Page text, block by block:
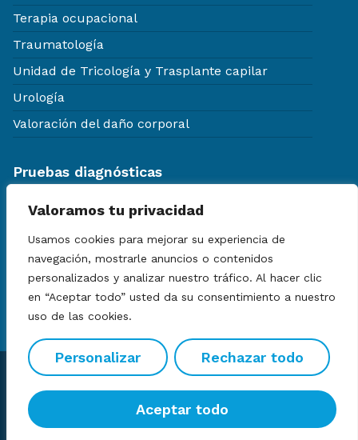
Valoramos tu privacidad
Usamos cookies para mejorar su experiencia de
navegación, mostrarle anuncios o contenidos
personalizados y analizar nuestro tráfico. Al hacer clic
en “Aceptar todo” usted da su consentimiento a nuestro
uso de las cookies.
Personalizar Rechazar todo
Aceptar todo
Terapia ocupacional
Traumatología
Unidad de Tricología y Trasplante capilar
Urología
Valoración del daño corporal
Pruebas diagnósticas
Certificados médicos
Chequeos médicos generales
Ecografías
Resonancia Magnética
© Clínica EspasanaAviso legal Política de privacidad
Política de cookies
Desarrollo web por Inbuze
Este sitio está protegido por reCAPTCHA y se aplican la
política